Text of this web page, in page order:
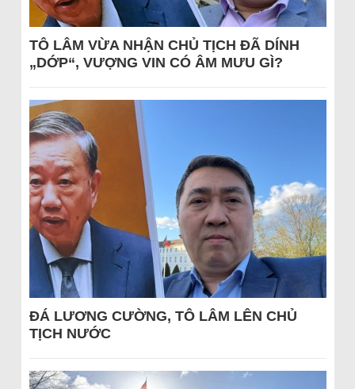
TÔ LÂM VỪA NHẬN CHỦ TỊCH ĐÃ DÍNH
„DỚP“, VƯỢNG VIN CÓ ÂM MƯU GÌ?
ĐÁ LƯƠNG CƯỜNG, TÔ LÂM LÊN CHỦ
TỊCH NƯỚC